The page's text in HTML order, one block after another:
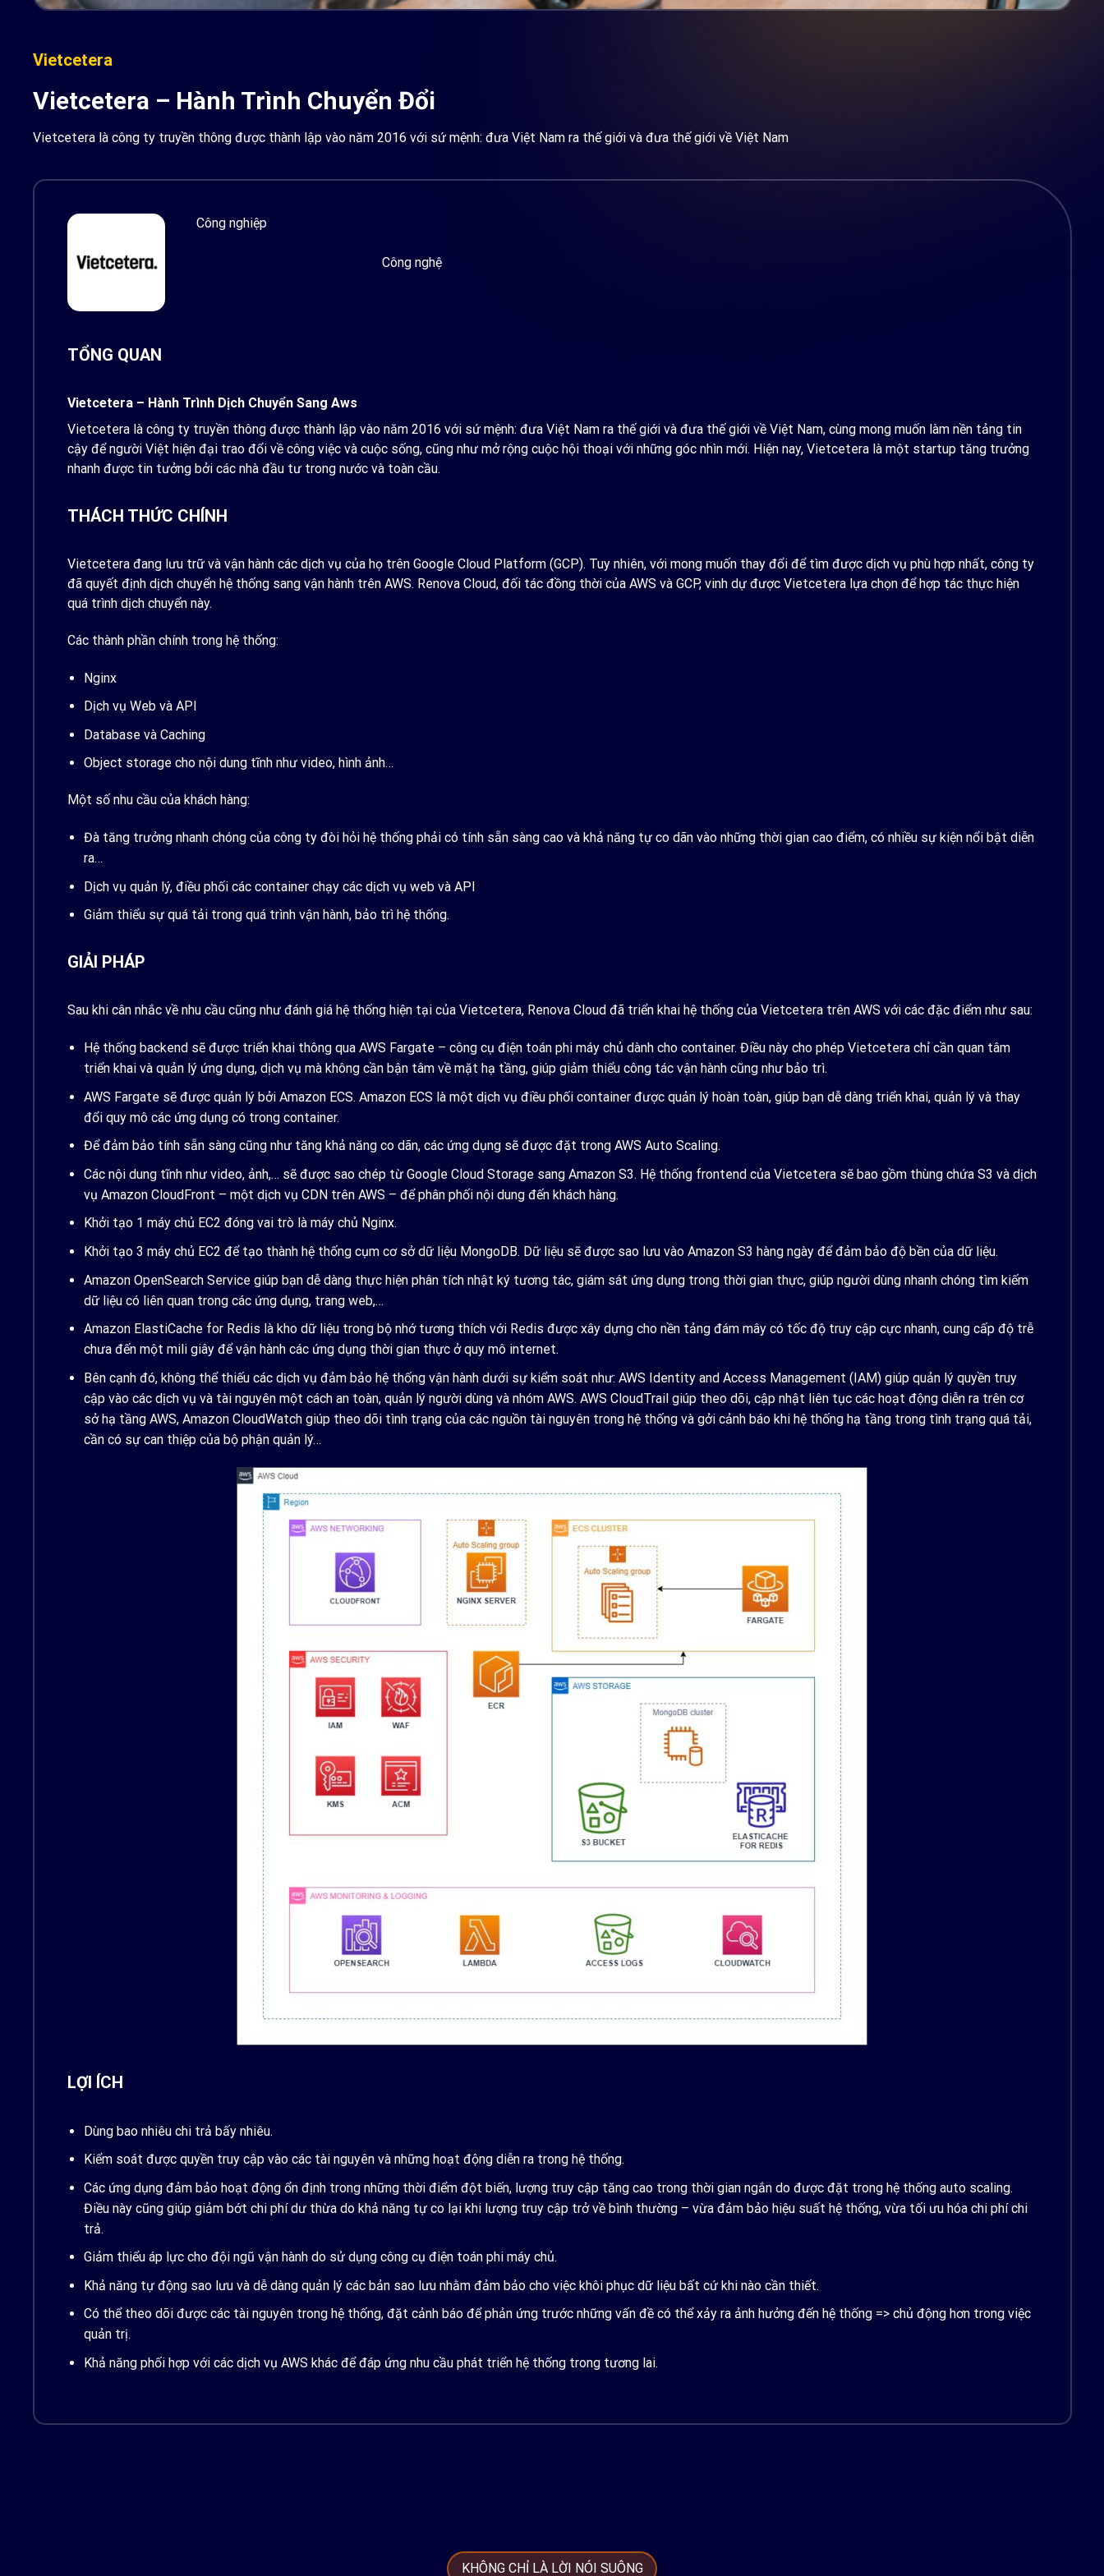
Vietcetera
Vietcetera – Hành Trình Chuyển Đổi
Vietcetera là công ty truyền thông được thành lập vào năm 2016 với sứ mệnh: đưa Việt Nam ra thế giới và đưa thế giới về Việt Nam
Công nghiệp
Công nghệ
TỔNG QUAN
Vietcetera – Hành Trình Dịch Chuyển Sang Aws
Vietcetera là công ty truyền thông được thành lập vào năm 2016 với sứ mệnh: đưa Việt Nam ra thế giới và đưa thế giới về Việt Nam, cùng mong muốn làm nền tảng tin
cậy để người Việt hiện đại trao đổi về công việc và cuộc sống, cũng như mở rộng cuộc hội thoại với những góc nhìn mới. Hiện nay, Vietcetera là một startup tăng trưởng
nhanh được tin tưởng bởi các nhà đầu tư trong nước và toàn cầu.
THÁCH THỨC CHÍNH
Vietcetera đang lưu trữ và vận hành các dịch vụ của họ trên Google Cloud Platform (GCP). Tuy nhiên, với mong muốn thay đổi để tìm được dịch vụ phù hợp nhất, công ty
đã quyết định dịch chuyển hệ thống sang vận hành trên AWS. Renova Cloud, đối tác đồng thời của AWS và GCP, vinh dự được Vietcetera lựa chọn để hợp tác thực hiện
quá trình dịch chuyển này.
Các thành phần chính trong hệ thống:
Nginx
Dịch vụ Web và API
Database và Caching
Object storage cho nội dung tĩnh như video, hình ảnh…
Một số nhu cầu của khách hàng:
Đà tăng trưởng nhanh chóng của công ty đòi hỏi hệ thống phải có tính sẵn sàng cao và khả năng tự co dãn vào những thời gian cao điểm, có nhiều sự kiện nổi bật diễn
ra…
Dịch vụ quản lý, điều phối các container chạy các dịch vụ web và API
Giảm thiểu sự quá tải trong quá trình vận hành, bảo trì hệ thống.
GIẢI PHÁP
Sau khi cân nhắc về nhu cầu cũng như đánh giá hệ thống hiện tại của Vietcetera, Renova Cloud đã triển khai hệ thống của Vietcetera trên AWS với các đặc điểm như sau:
Hệ thống backend sẽ được triển khai thông qua AWS Fargate – công cụ điện toán phi máy chủ dành cho container. Điều này cho phép Vietcetera chỉ cần quan tâm
triển khai và quản lý ứng dụng, dịch vụ mà không cần bận tâm về mặt hạ tầng, giúp giảm thiểu công tác vận hành cũng như bảo trì.
AWS Fargate sẽ được quản lý bởi Amazon ECS. Amazon ECS là một dịch vụ điều phối container được quản lý hoàn toàn, giúp bạn dễ dàng triển khai, quản lý và thay
đổi quy mô các ứng dụng có trong container.
Để đảm bảo tính sẵn sàng cũng như tăng khả năng co dãn, các ứng dụng sẽ được đặt trong AWS Auto Scaling.
Các nội dung tĩnh như video, ảnh,… sẽ được sao chép từ Google Cloud Storage sang Amazon S3. Hệ thống frontend của Vietcetera sẽ bao gồm thùng chứa S3 và dịch
vụ Amazon CloudFront – một dịch vụ CDN trên AWS – để phân phối nội dung đến khách hàng.
Khởi tạo 1 máy chủ EC2 đóng vai trò là máy chủ Nginx.
Khởi tạo 3 máy chủ EC2 để tạo thành hệ thống cụm cơ sở dữ liệu MongoDB. Dữ liệu sẽ được sao lưu vào Amazon S3 hàng ngày để đảm bảo độ bền của dữ liệu.
Amazon OpenSearch Service giúp bạn dễ dàng thực hiện phân tích nhật ký tương tác, giám sát ứng dụng trong thời gian thực, giúp người dùng nhanh chóng tìm kiếm
dữ liệu có liên quan trong các ứng dụng, trang web,…
Amazon ElastiCache for Redis là kho dữ liệu trong bộ nhớ tương thích với Redis được xây dựng cho nền tảng đám mây có tốc độ truy cập cực nhanh, cung cấp độ trễ
chưa đến một mili giây để vận hành các ứng dụng thời gian thực ở quy mô internet.
Bên cạnh đó, không thể thiếu các dịch vụ đảm bảo hệ thống vận hành dưới sự kiểm soát như: AWS Identity and Access Management (IAM) giúp quản lý quyền truy
cập vào các dịch vụ và tài nguyên một cách an toàn, quản lý người dùng và nhóm AWS. AWS CloudTrail giúp theo dõi, cập nhật liên tục các hoạt động diễn ra trên cơ
sở hạ tầng AWS, Amazon CloudWatch giúp theo dõi tình trạng của các nguồn tài nguyên trong hệ thống và gởi cảnh báo khi hệ thống hạ tầng trong tình trạng quá tải,
cần có sự can thiệp của bộ phận quản lý…
LỢI ÍCH
Dùng bao nhiêu chi trả bấy nhiêu.
Kiểm soát được quyền truy cập vào các tài nguyên và những hoạt động diễn ra trong hệ thống.
Các ứng dụng đảm bảo hoạt động ổn định trong những thời điểm đột biến, lượng truy cập tăng cao trong thời gian ngắn do được đặt trong hệ thống auto scaling.
Điều này cũng giúp giảm bớt chi phí dư thừa do khả năng tự co lại khi lượng truy cập trở về bình thường – vừa đảm bảo hiệu suất hệ thống, vừa tối ưu hóa chi phí chi
trả.
Giảm thiểu áp lực cho đội ngũ vận hành do sử dụng công cụ điện toán phi máy chủ.
Khả năng tự động sao lưu và dễ dàng quản lý các bản sao lưu nhằm đảm bảo cho việc khôi phục dữ liệu bất cứ khi nào cần thiết.
Có thể theo dõi được các tài nguyên trong hệ thống, đặt cảnh báo để phản ứng trước những vấn đề có thể xảy ra ảnh hưởng đến hệ thống => chủ động hơn trong việc
quản trị.
Khả năng phối hợp với các dịch vụ AWS khác để đáp ứng nhu cầu phát triển hệ thống trong tương lai.
KHÔNG CHỈ LÀ LỜI NÓI SUÔNG